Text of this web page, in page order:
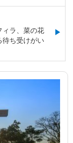
ィラ、菜の花
待ち受けがい